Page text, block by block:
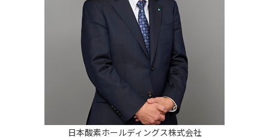
日本酸素ホールディングス株式会社